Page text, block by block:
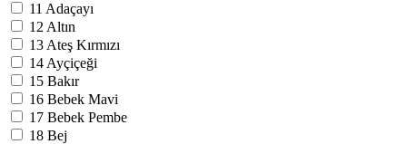
11 Adaçayı
12 Altın
13 Ateş Kırmızı
14 Ayçiçeği
15 Bakır
16 Bebek Mavi
17 Bebek Pembe
18 Bej